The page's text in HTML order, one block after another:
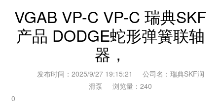
VGAB VP-C VP-C 瑞典SKF
产品 DODGE蛇形弹簧联轴
器，
发布时间：2025/9/27 19:15:21 公司名：瑞典SKF润
滑泵 浏览量： 240
0